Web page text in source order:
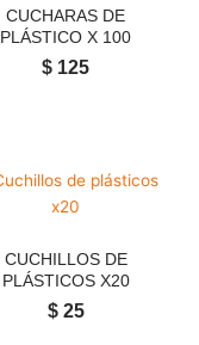
CUCHARAS DE
PLÁSTICO X 100
$ 125
CUCHILLOS DE
PLÁSTICOS X20
$25